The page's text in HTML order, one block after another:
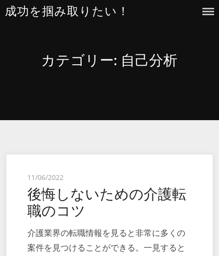
Skip
成功を掴み取りたい！
カテゴリー: 自己分析
Posted
on
11/06/2022
後悔しないための介護転
職のコツ
介護業界の転職情報を見ると非常に多くの
案件を見つけることができる。一見すると